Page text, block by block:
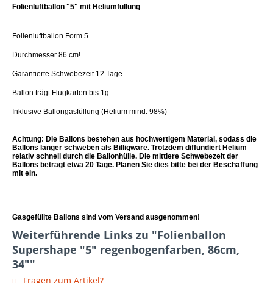
Folienluftballon "5" mit Heliumfüllung
Folienluftballon Form 5
Durchmesser 86 cm!
Garantierte Schwebezeit 12 Tage
Ballon trägt Flugkarten bis 1g.
Inklusive Ballongasfüllung (Helium mind. 98%)
Achtung: Die Ballons bestehen aus hochwertigem Material, sodass die
Ballons länger schweben als Billigware. Trotzdem diffundiert Helium
relativ schnell durch die Ballonhülle. Die mittlere Schwebezeit der
Ballons beträgt etwa 20 Tage. Planen Sie dies bitte bei der Beschaffung
mit ein.
Gasgefüllte Ballons sind vom Versand ausgenommen!
Weiterführende Links zu "Folienballon
Supershape "5" regenbogenfarben, 86cm,
34""
Fragen zum Artikel?